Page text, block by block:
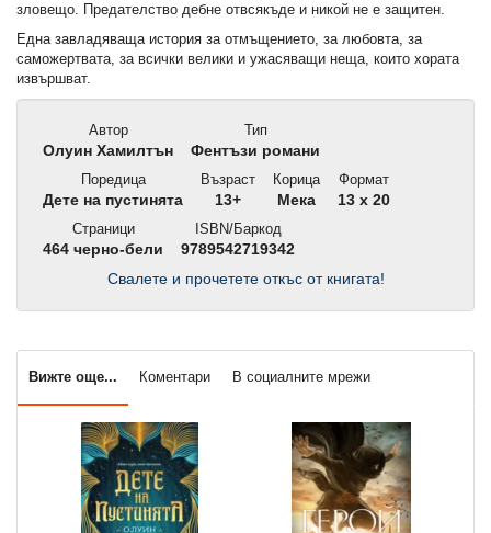
зловещо. Предателство дебне отвсякъде и никой не е защитен.
Една завладяваща история за отмъщението, за любовта, за
саможертвата, за всички велики и ужасяващи неща, които хората
извършват.
Автор
Олуин Хамилтън
Тип
Фентъзи романи
Поредица
Дете на пустинята
Възраст
13+
Корица
Мека
Формат
13 x 20
Страници
464 черно-бели
ISBN/Баркод
9789542719342
Свалете и прочетете откъс от книгата!
Вижте още... Коментари В социалните мрежи